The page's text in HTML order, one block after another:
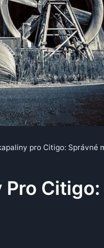
pro Citigo: Správné